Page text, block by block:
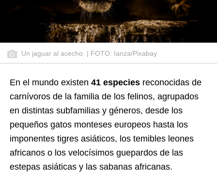
Un jaguar al acecho. | FOTO: Ianza/Pixabay
En el mundo existen 41 especies reconocidas de
carnívoros de la familia de los felinos, agrupados
en distintas subfamilias y géneros, desde los
pequeños gatos monteses europeos hasta los
imponentes tigres asiáticos, los temibles leones
africanos o los velocísimos guepardos de las
estepas asiáticas y las sabanas africanas.